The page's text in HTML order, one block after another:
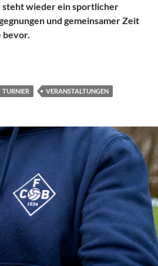
steht wieder ein sportlicher
und gemeinsamer Zeit
bevor.
Gedächtnisturnier steigt am 14.
TURNIER VERANSTALTUNGEN